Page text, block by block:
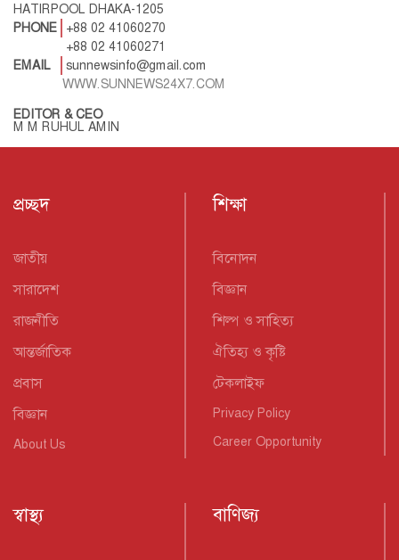
HATIRPOOL DHAKA-1205
PHONE
+88 02 41060270
+88 02 41060271
EMAIL
sunnewsinfo@gmail.com
WWW.SUNNEWS24X7.COM
EDITOR & CEO
M M RUHUL AMIN
প্রচ্ছদ
জাতীয়
সারাদেশ
রাজনীতি
আন্তর্জাতিক
প্রবাস
বিজ্ঞান
About Us
শিক্ষা
বিনোদন
বিজ্ঞান
শিল্প ও সাহিত্য
ঐতিহ্য ও কৃষ্টি
টেকলাইফ
Privacy Policy
Career Opportunity
স্বাস্থ্য বাণিজ্য